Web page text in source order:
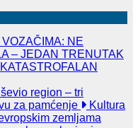
NE
– JEDAN TRENUTAK
region – tri
za pamćenje
Kultura
zemljama